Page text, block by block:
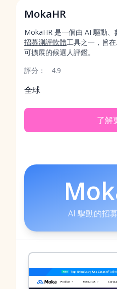
MokaHR
MokaHR 是一個由 AI 驅動
招募測評軟體工具之一，旨
可擴展的候選人評鑑。
評分：
4.9
全球
了解
AI 驅動的招